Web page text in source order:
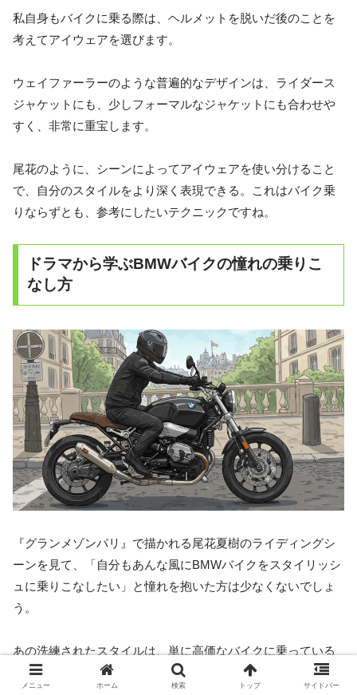
私自身もバイクに乗る際は、ヘルメットを脱いだ後のことを
考えてアイウェアを選びます。
ウェイファーラーのような普遍的なデザインは、ライダース
ジャケットにも、少しフォーマルなジャケットにも合わせや
すく、非常に重宝します。
尾花のように、シーンによってアイウェアを使い分けること
で、自分のスタイルをより深く表現できる。これはバイク乗
りならずとも、参考にしたいテクニックですね。
ドラマから学ぶBMWバイクの憧れの乗りこ
なし方
『グランメゾンパリ』で描かれる尾花夏樹のライディングシ
ーンを見て、「自分もあんな風にBMWバイクをスタイリッシ
ュに乗りこなしたい」と憧れを抱いた方は少なくないでしょ
う。
あの洗練されたスタイルは、単に高価なバイクに乗っている
から生まれるものではありません。そこには、バイクと乗り
メニュー ホーム 検索 トップ サイドバー